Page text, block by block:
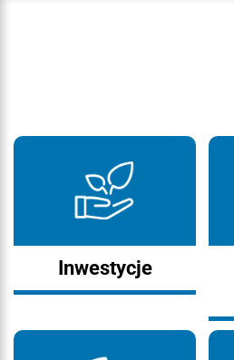
Inwestycje